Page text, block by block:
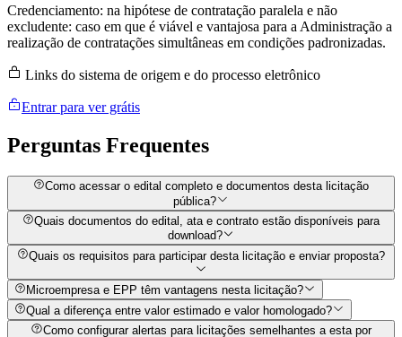
Credenciamento: na hipótese de contratação paralela e não
excludente: caso em que é viável e vantajosa para a Administração a
realização de contratações simultâneas em condições padronizadas.
Links do sistema de origem e do processo eletrônico
Entrar para ver grátis
Perguntas Frequentes
Como acessar o edital completo e documentos desta licitação
pública?
Quais documentos do edital, ata e contrato estão disponíveis para
download?
Quais os requisitos para participar desta licitação e enviar proposta?
Microempresa e EPP têm vantagens nesta licitação?
Qual a diferença entre valor estimado e valor homologado?
Como configurar alertas para licitações semelhantes a esta por